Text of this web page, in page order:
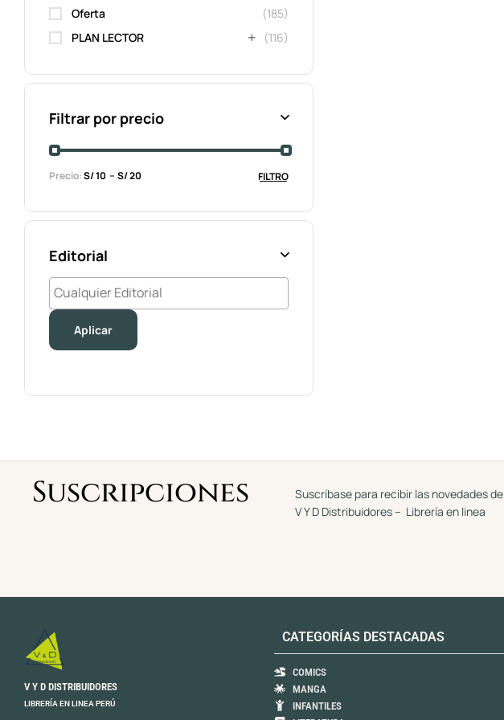
Oferta
(185)
PLAN LECTOR
(116)
Filtrar por precio
FILTRO
Precio:S/ 10 S/ 20
Editorial
Aplicar
Suscripciones
Suscríbase para recibir las novedades de
V Y D Distribuidores – Librería en linea
V Y D DISTRIBUIDORES
LIBRERÍA EN LINEA PERÚ
CATEGORÍAS DESTACADAS
COMICS
MANGA
INFANTILES